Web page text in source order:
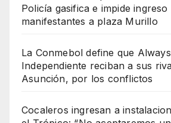
Policía gasifica e impide ingreso
manifestantes a plaza Murillo
La Conmebol define que
Independiente reciban a sus
Asunción, por los conflictos
Cocaleros ingresan a